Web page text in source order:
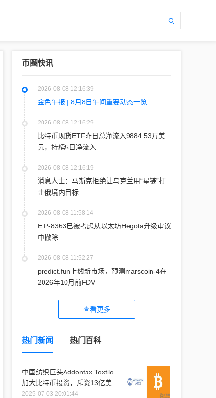
币圈快讯
2026-08-08 12:16:39
金色午报 | 8月8日午间重要动态一览
2026-08-08 12:16:29
比特币现货ETF昨日总净流入9884.53万美
元，持续5日净流入
2026-08-08 12:16:19
消息人士：马斯克拒绝让乌克兰用“星链”打
击俄境内目标
2026-08-08 11:58:14
EIP-8363已被考虑从以太坊Hegota升级审议
中撤除
2026-08-08 11:52:27
predict.fun上线新市场，预测marscoin-4在
2026年10月前FDV
查看更多
热门新闻 热门百科
中国纺织巨头Addentax Textile
加大比特币投资，斥资13亿美元
购入1.2万枚比特币
2025-07-03 20:01:44